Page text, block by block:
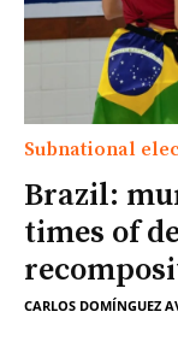
Subnational
Brazil:
times of
CARLOS DOMÍNGUEZ